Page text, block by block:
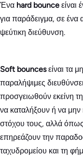
Ένα hard bounce είναι
για παράδειγμα, σε ένα
ψεύτικη διεύθυνση.
Soft bouncesείναι τα
παραλήψιμες
προσγειωθούν εκείνη
να καταλήξουν ή να μην
στόχου τους, αλλά όπως
επηρεάζουν την
ταχυδρομείου και τη